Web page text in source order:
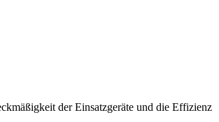
der Einsatzgeräte und die Effizienz